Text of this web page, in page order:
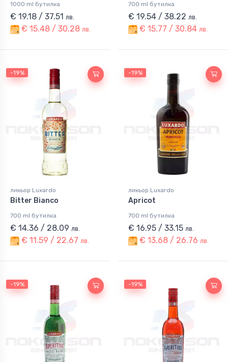
1000 ml бутилка
€ 19.18 / 37.51 лв.
€ 15.48 / 30.28 лв.
700 ml бутилка
€ 19.54 / 38.22 лв.
€ 15.77 / 30.84 лв.
-19%
ликьор Luxardo
Bitter Bianco
700 ml бутилка
€ 14.36 / 28.09 лв.
€ 11.59 / 22.67 лв.
-19%
ликьор Luxardo
Apricot
700 ml бутилка
€ 16.95 / 33.15 лв.
€ 13.68 / 26.76 лв.
-19% -19%